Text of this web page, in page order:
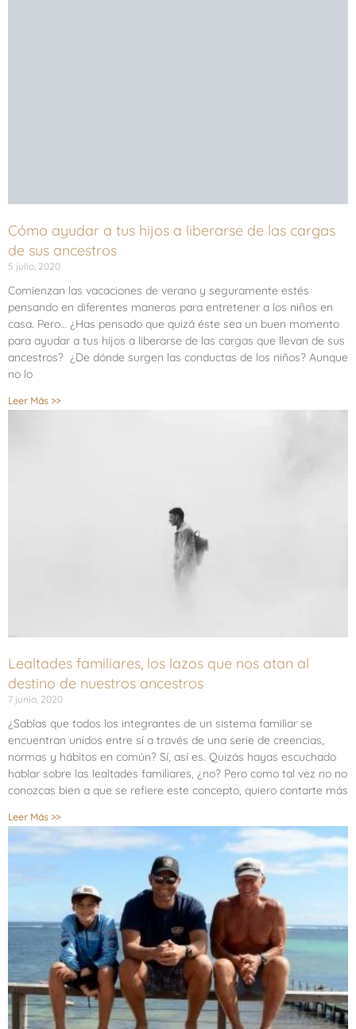
Cómo ayudar a tus hijos a liberarse de las cargas
de sus ancestros
5 julio, 2020
Comienzan las vacaciones de verano y seguramente estés
pensando en diferentes maneras para entretener a los niños en
casa. Pero… ¿Has pensado que quizá éste sea un buen momento
para ayudar a tus hijos a liberarse de las cargas que llevan de sus
ancestros? ¿De dónde surgen las conductas de los niños? Aunque
no lo
Leer Más >>
Lealtades familiares, los lazos que nos atan al
destino de nuestros ancestros
7 junio, 2020
¿Sabías que todos los integrantes de un sistema familiar se
encuentran unidos entre sí a través de una serie de creencias,
normas y hábitos en común? Sí, así es. Quizás hayas escuchado
hablar sobre las lealtades familiares, ¿no? Pero como tal vez no no
conozcas bien a que se refiere este concepto, quiero contarte más
Leer Más >>